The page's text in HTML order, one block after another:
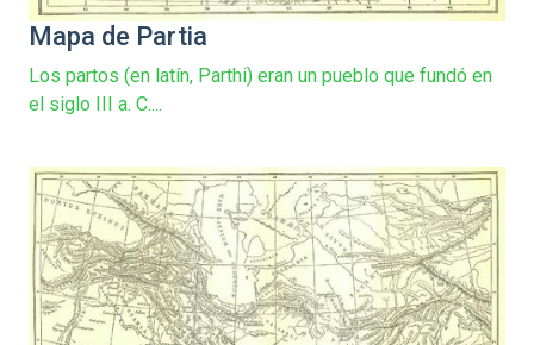
Mapa de Partia
Los partos (en latín, Parthi) eran un pueblo que fundó en
el siglo III a. C....